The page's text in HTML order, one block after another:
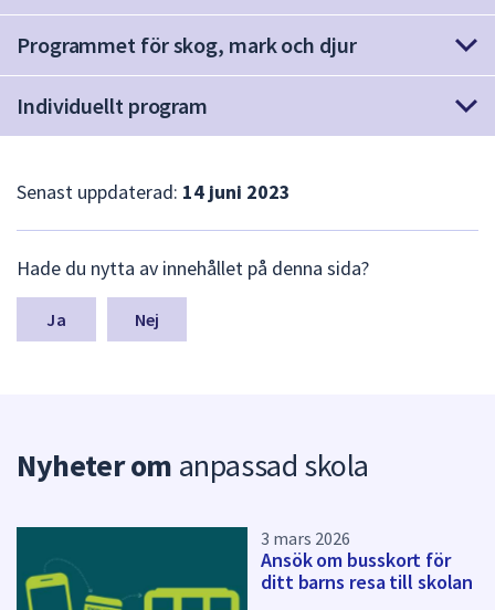
Programmet för skog, mark och djur
Individuellt program
Senast uppdaterad: 14 juni 2023
ä
m
a
u
n
t
Hade du nytta av innehållet på denna sida?
Nej
Nyheter om anpassad skola
3 mars 2026
Ansök om busskort för
ditt barns resa till skolan